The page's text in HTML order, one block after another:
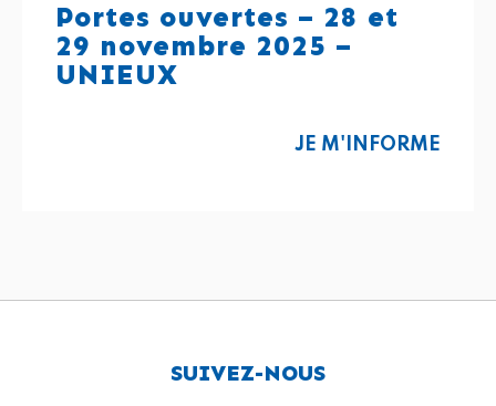
Portes ouvertes – 28 et
29 novembre 2025 –
UNIEUX
JE M'INFORME
SUIVEZ-NOUS